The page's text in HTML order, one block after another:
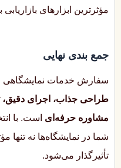
مؤثرترین ابزارهای
جمع بندی نهایی
سفارش خدمات نمایشگاهی
طراحی جذاب، اجرای دقیق،
مشاوره حرفه‌ای است. با
شما در نمایشگاه‌ها نه تنها
تأثیرگذار می‌شود.